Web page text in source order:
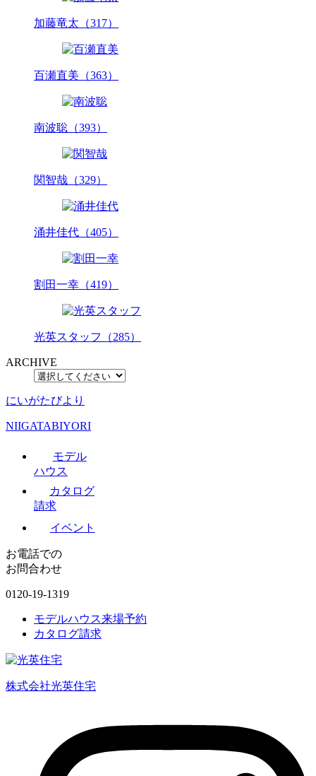
加藤竜太（317）
百瀬直美（363）
南波聡（393）
関智哉（329）
涌井佳代（405）
割田一幸（419）
光英スタッフ（285）
ARCHIVE
にいがたびより
NIIGATABIYORI
モデル
ハウス
カタログ
請求
イベント
お電話での
お問合わせ
0120-19-1319
モデルハウス来場予約
カタログ請求
株式会社光英住宅